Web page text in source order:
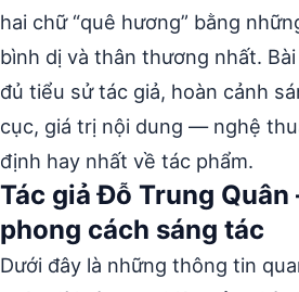
hai chữ “quê hương” bằng
bình dị và thân thương nhất.
đủ tiểu sử tác giả, hoàn cảnh
cục, giá trị nội dung — nghệ
định hay nhất về tác phẩm.
Tác giả Đỗ Trung
phong cách sáng tác
Dưới đây là những thông tin